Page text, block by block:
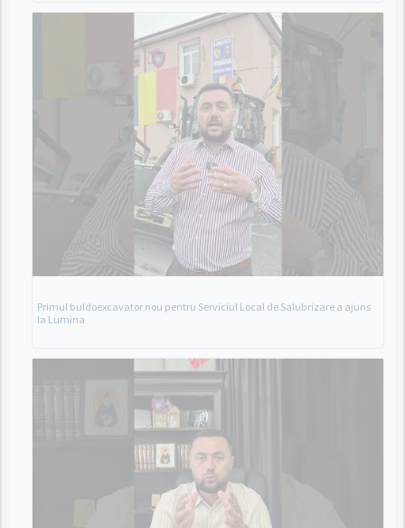
Primul buldoexcavator nou pentru Serviciul Local de Salubrizare a ajuns
la Lumina